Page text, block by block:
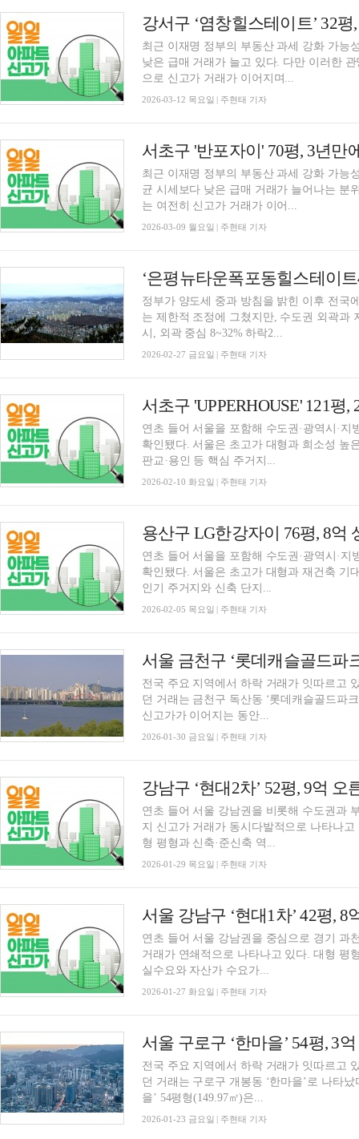
최근 이재명 정부의 부동산 과세 강화 가능
낮은 급매 거래가 늘고 있다. 다만 이러한
으로 신고가 거래가 이어지며...
2026-03-12 목요일 | 주현태 기자
최근 이재명 정부의 부동산 과세 강화 가능
균 시세보다 낮은 급매 거래가 늘어나는 분
는 여전히 신고가 거래가 이어...
2026-03-09 월요일 | 주현태 기자
정부가 양도세 중과 방침을 밝힌 이후 전국
는 제한적 조정에 그쳤지만, 수도권 외곽과
시, 외곽 중심 8~32% 하락2...
2026-02-27 금요일 | 주현태 기자
연초 들어 서울을 포함해 수도권·광역시·
확인됐다. 서울은 초고가 대형과 희소성 높
판교·용인 등 핵심 주거지...
2026-02-10 화요일 | 주현태 기자
연초 들어 서울을 포함해 수도권·광역시·
확인됐다. 서울은 초고가 대형과 재건축 기
인기 주거지와 신축 단지...
2026-02-05 목요일 | 주현태 기자
전국 주요 지역에서 하락 거래가 잇따르고
던 거래는 금천구 독산동 ‘롯데캐슬골드파
신고가가 이어지는 동안...
2026-01-30 금요일 | 주현태 기자
강남구 ‘현대2차’ 52평, 9억
연초 들어 서울 강남권을 비롯해 수도권과
지 신고가 거래가 동시다발적으로 나타나
형 평형과 신축·준신축 역...
2026-01-29 목요일 | 주현태 기자
연초 들어 서울 강남권을 중심으로 경기 과
거래가 연쇄적으로 나타나고 있다. 대형 평
실수요와 자산가 수요가...
2026-01-27 화요일 | 주현태 기자
전국 주요 지역에서 하락 거래가 잇따르고
던 거래는 구로구 개봉동 ‘한마을’로 나타
을’ 54평형(149.97㎡)은...
2026-01-23 금요일 | 주현태 기자